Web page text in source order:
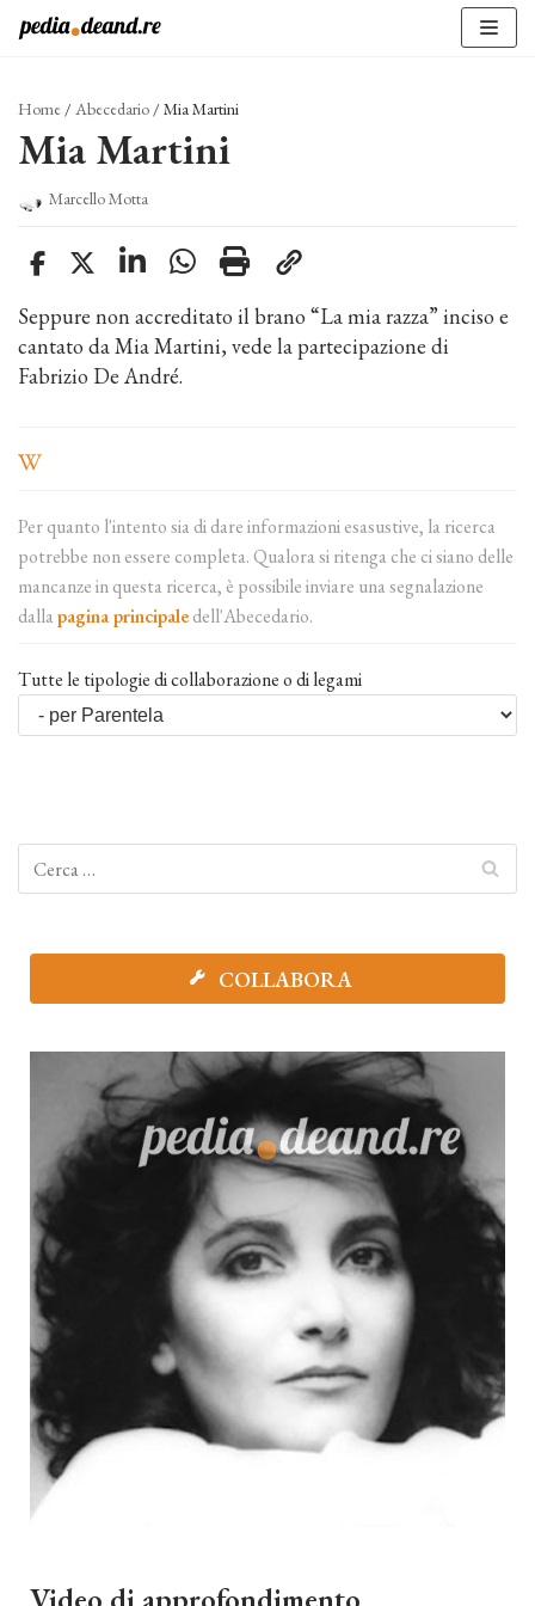
Vai
Home / Abecedario / Mia Martini
Mia Martini
Marcello Motta
Seppure non accreditato il brano “La mia razza” inciso e
cantato da Mia Martini, vede la partecipazione di
Fabrizio De André.
Per quanto l'intento sia di dare informazioni esasustive, la ricerca
potrebbe non essere completa. Qualora si ritenga che ci siano delle
mancanze in questa ricerca, è possibile inviare una segnalazione
dallapagina principaledell'Abecedario.
Tutte le tipologie di collaborazione o di legami
COLLABORA